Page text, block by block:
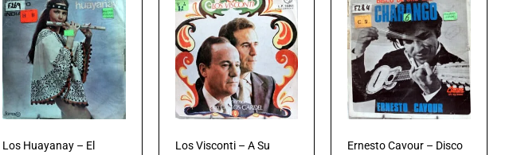
Los Huayanay – El
Los Visconti – A Su
Ernesto Cavour – Disco